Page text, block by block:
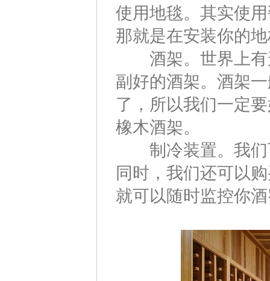
使用地毯。其实使
那就是在安装你的
酒架。世界上有
副好的酒架。酒架
了，所以我们一定
橡木酒架。
制冷装置。我们
同时，我们还可以
就可以随时监控你